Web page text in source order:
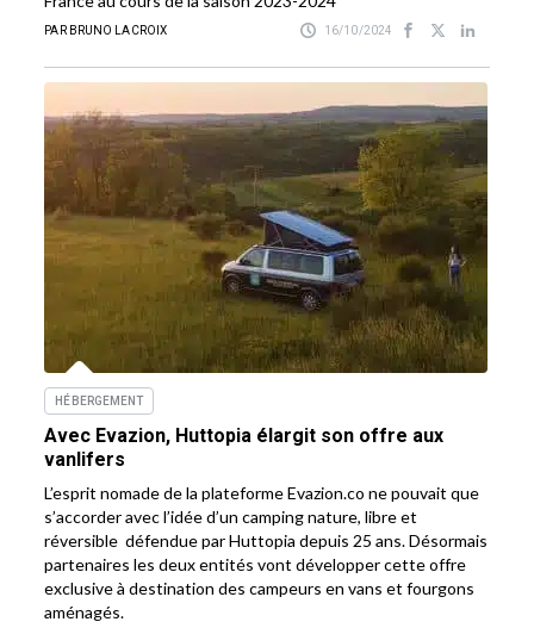
PAR BRUNO LACROIX 16/10/2024
HÉBERGEMENT
Avec Evazion, Huttopia élargit son offre aux
vanlifers
L’esprit nomade de la plateforme Evazion.co ne pouvait que
s’accorder avec l’idée d’un camping nature, libre et
réversible défendue par Huttopia depuis 25 ans. Désormais
partenaires les deux entités vont développer cette offre
exclusive à destination des campeurs en vans et fourgons
aménagés.